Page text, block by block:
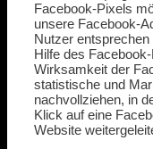
Facebook-Pixels
unsere Facebook-
Nutzer
Hilfe des
Wirksamkeit der
statistische und
nachvollziehen, in
Klick auf eine
Website